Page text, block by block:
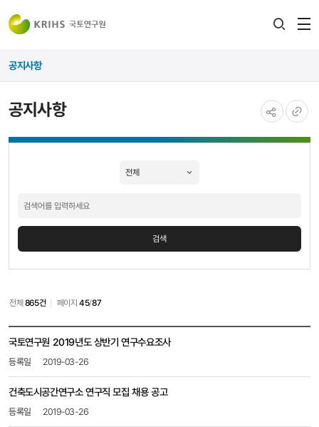
공지사항
공지사항
검색
전체 865건 페이지45/87
목록
-
번호,
제목,
첨부파일,
국토연구원 2019년도 상반기 연구수요조사
2019-03-26
건축도시공간연구소 연구직 모집 채용 공고
2019-03-26